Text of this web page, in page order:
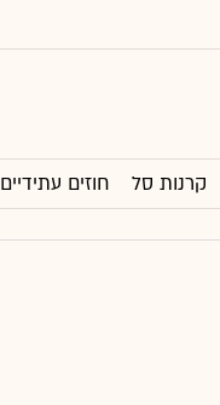
קרנות סל חוזים עתידיים